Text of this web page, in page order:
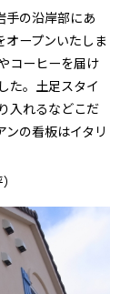
手の沿岸部にあ
ープンいたしま
コーヒーを届け
た。土足スタイ
入れるなどこだ
の看板はイタリ